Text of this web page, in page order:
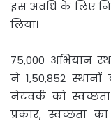
इस अवधि के लिए
लिया।
75,000 अभियान
ने 1,50,852
नेटवर्क को
प्रकार, स्वच्छता